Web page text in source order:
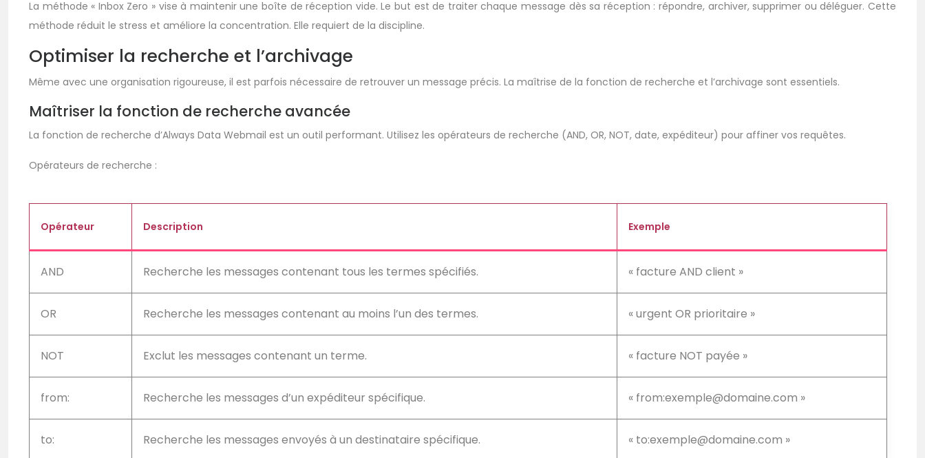
La méthode « Inbox Zero » vise à maintenir une boîte de réception vide. Le but est de traiter chaque message dès sa réception : répondre, archiver, supprimer ou déléguer. Cette
méthode réduit le stress et améliore la concentration. Elle requiert de la discipline.
Optimiser la recherche et l’archivage
Même avec une organisation rigoureuse, il est parfois nécessaire de retrouver un message précis. La maîtrise de la fonction de recherche et l’archivage sont essentiels.
Maîtriser la fonction de recherche avancée
La fonction de recherche d’Always Data Webmail est un outil performant. Utilisez les opérateurs de recherche (AND, OR, NOT, date, expéditeur) pour affiner vos requêtes.
Opérateurs de recherche :
Opérateur Description Exemple
AND Recherche les messages contenant tous les termes spécifiés. « facture AND client »
OR Recherche les messages contenant au moins l’un des termes. « urgent OR prioritaire »
NOT Exclut les messages contenant un terme. « facture NOT payée »
from: Recherche les messages d’un expéditeur spécifique. « from:exemple@domaine.com »
to: Recherche les messages envoyés à un destinataire spécifique. « to:exemple@domaine.com »